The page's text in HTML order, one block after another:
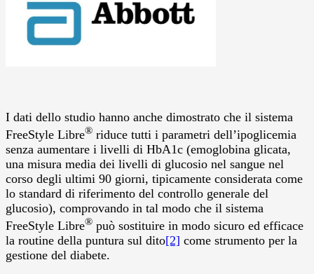
I dati dello studio hanno anche dimostrato che il sistema
FreeStyle Libre® riduce tutti i parametri dell’ipoglicemia
senza aumentare i livelli di HbA1c (emoglobina glicata,
una misura media dei livelli di glucosio nel sangue nel
corso degli ultimi 90 giorni, tipicamente considerata come
lo standard di riferimento del controllo generale del
glucosio), comprovando in tal modo che il sistema
FreeStyle Libre® può sostituire in modo sicuro ed efficace
la routine della puntura sul dito[2] come strumento per la
gestione del diabete.